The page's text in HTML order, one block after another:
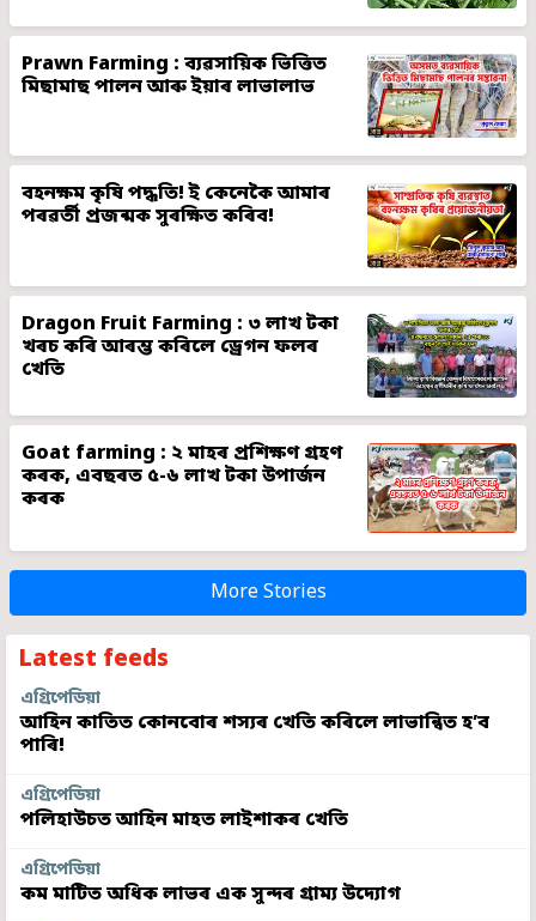
Prawn Farming : ব্যৱসায়িক ভিত্তিত
মিছামাছ পালন আৰু ইয়াৰ লাভালাভ
বহনক্ষম কৃষি পদ্ধতি! ই কেনেকৈ আমাৰ
পৰৱৰ্তী প্ৰজন্মক সুৰক্ষিত কৰিব!
Dragon Fruit Farming : ৩ লাখ টকা
খৰচ কৰি আৰম্ভ কৰিলে ড্ৰেগন ফলৰ
খেতি
Goat farming : ২ মাহৰ প্ৰশিক্ষণ গ্ৰহণ
কৰক, এবছৰত ৫-৬ লাখ টকা উপাৰ্জন
কৰক
More Stories
Latest feeds
এগ্ৰিপেডিয়া
আহিন কাতিত কোনবোৰ শস্যৰ খেতি কৰিলে লাভান্বিত হ’ব
পাৰি!
এগ্ৰিপেডিয়া
পলিহাউচত আহিন মাহত লাইশাকৰ খেতি
এগ্ৰিপেডিয়া
কম মাটিত অধিক লাভৰ এক সুন্দৰ গ্ৰাম্য উদ্যোগ